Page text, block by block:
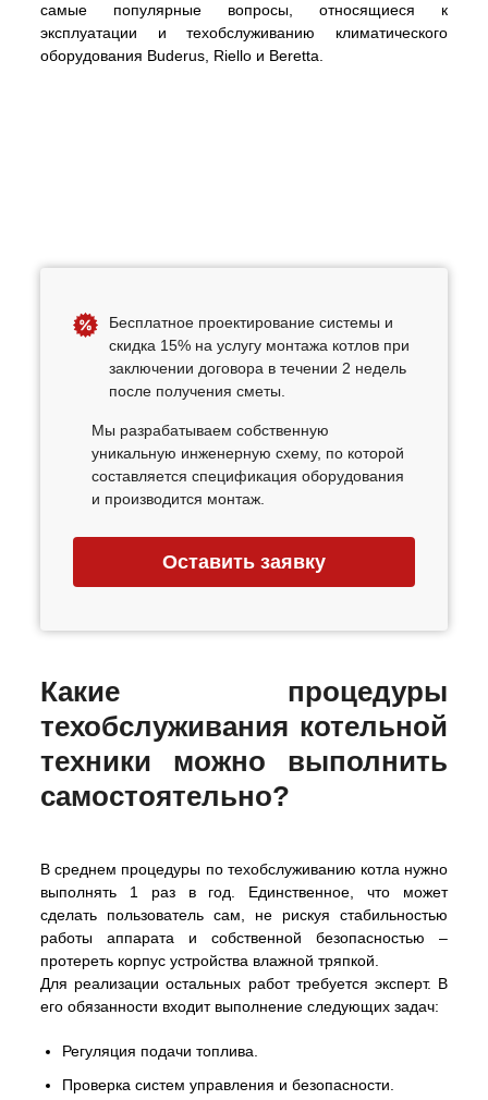
самые популярные вопросы, относящиеся к
эксплуатации и техобслуживанию климатического
оборудования Buderus, Riello и Beretta.
Бесплатное проектирование системы и
скидка 15% на услугу монтажа котлов при
заключении договора в течении 2 недель
после получения сметы.
Мы разрабатываем собственную
уникальную инженерную схему, по которой
составляется спецификация оборудования
и производится монтаж.
Оставить заявку
Какие процедуры
техобслуживания котельной
техники можно выполнить
самостоятельно?
В среднем процедуры по техобслуживанию котла нужно
выполнять 1 раз в год. Единственное, что может
сделать пользователь сам, не рискуя стабильностью
работы аппарата и собственной безопасностью –
протереть корпус устройства влажной тряпкой.
Для реализации остальных работ требуется эксперт. В
его обязанности входит выполнение следующих задач:
Регуляция подачи топлива.
Проверка систем управления и безопасности.